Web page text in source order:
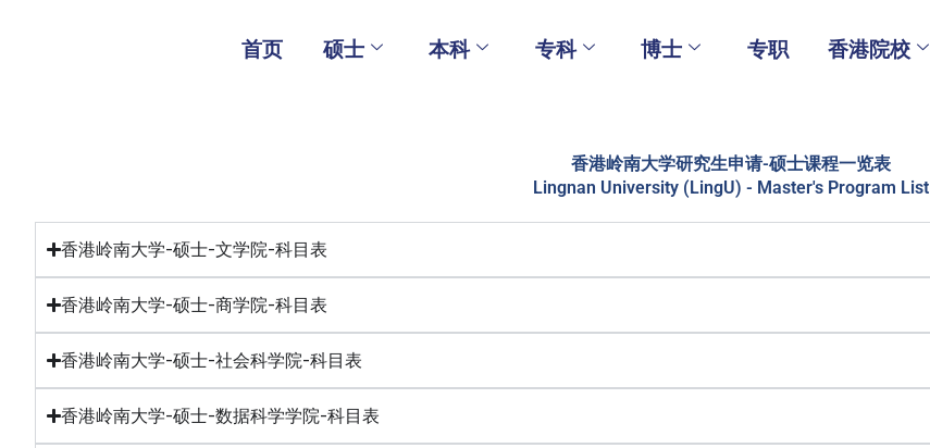
首页 硕士 本科 专科 博士 专职 香港院校
香港岭南大学研究生申请-硕士课程一览表
Lingnan University (LingU) - Master's Program List
香港岭南大学-硕士-文学院-科目表
香港岭南大学-硕士-商学院-科目表
香港岭南大学-硕士-社会科学院-科目表
香港岭南大学-硕士-数据科学学院-科目表